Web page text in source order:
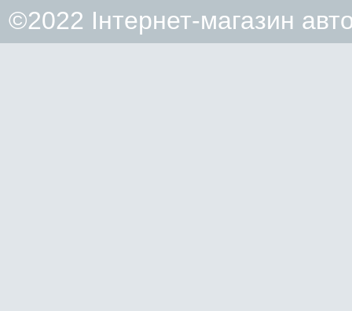
©2022 Інтернет-магазин